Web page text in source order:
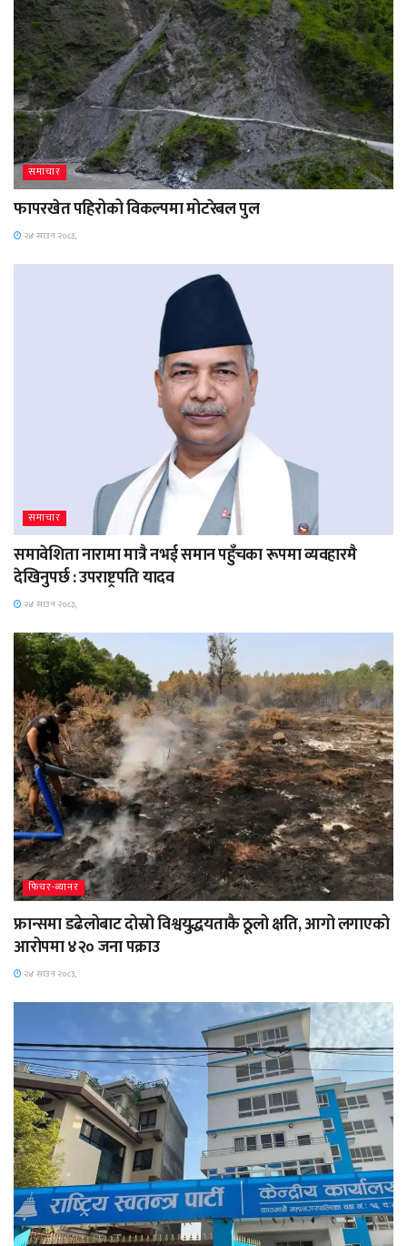
समाचार
फापरखेत पहिरोको विकल्पमा मोटरेबल पुल
२४ साउन २०८३,
समाचार
समावेशिता नारामा मात्रै नभई समान पहुँचका रूपमा व्यवहारमै
देखिनुपर्छ : उपराष्ट्रपति यादव
२४ साउन २०८३,
फिचर-ब्यानर
फ्रान्समा डढेलोबाट दोस्रो विश्वयुद्धयताकै ठूलो क्षति, आगो लगाएको
आरोपमा ४२० जना पक्राउ
२४ साउन २०८३,